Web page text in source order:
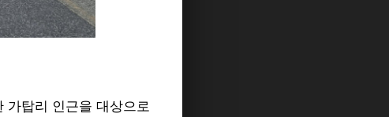
가탑리 인근을 대상으로